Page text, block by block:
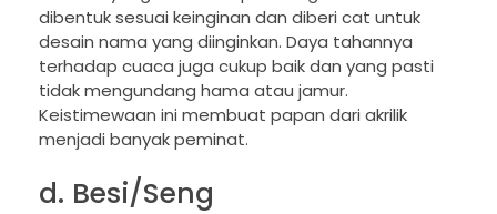
dibentuk sesuai keinginan dan diberi cat untuk
desain nama yang diinginkan. Daya tahannya
terhadap cuaca juga cukup baik dan yang pasti
tidak mengundang hama atau jamur.
Keistimewaan ini membuat papan dari akrilik
menjadi banyak peminat.
d. Besi/Seng